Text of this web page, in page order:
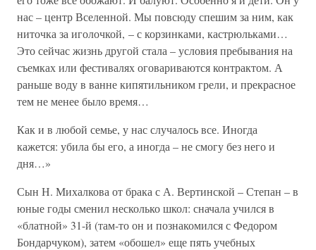
нас – центр Вселенной. Мы повсюду спешим за ним, как
ниточка за иголочкой, – с корзинками, кастрюльками…
Это сейчас жизнь другой стала – условия пребывания на
съемках или фестивалях оговариваются контрактом. А
раньше воду в ванне кипятильником грели, и прекрасное
тем не менее было время…
Как и в любой семье, у нас случалось все. Иногда
кажется: убила бы его, а иногда – не смогу без него и
дня…»
Сын Н. Михалкова от брака с А. Вертинской – Степан – в
юные годы сменил несколько школ: сначала учился в
«блатной» 31-й (там-то он и познакомился с Федором
Бондарчуком), затем «обошел» еще пять учебных